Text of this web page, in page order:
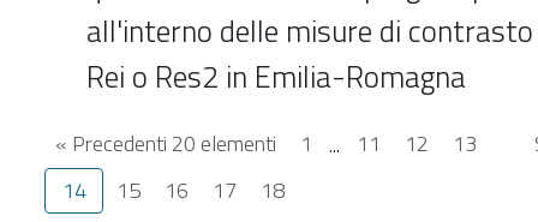
all'interno delle misure di
Rei o Res2 in Emilia-Romagna
« Precedenti 20 elementi 1 ... 11 12
13
14
15 16 17 18